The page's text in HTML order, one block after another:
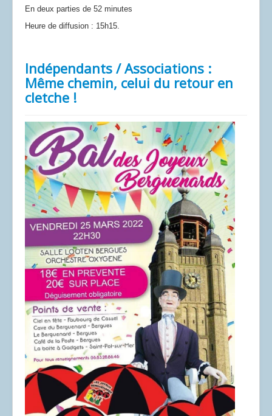
En deux parties de 52 minutes
Heure de diffusion : 15h15.
Indépendants / Associations :
Même chemin, celui du retour en
cletche !